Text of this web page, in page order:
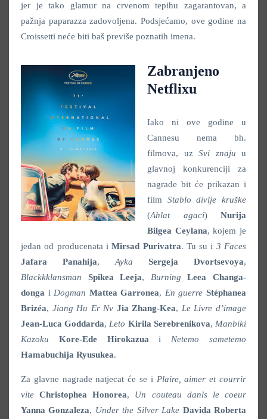
jer je tako glamur na crvenom tepihu zagarantovan, a
pažnja paparazza zadovoljena. Podsjećamo, ove godine na
Croissetti neće biti baš previše poznatih imena.
Zabranjeno
Netflixu
Iako ni ove godine u
Cannesu nema bh.
filmova, uz Svi znaju u
glavnoj konkurenciji za
nagrade bit će prikazan i
film Stablo divlje kruške
(Ahlat agaci) Nurija
Bilgea Ceylana, kojem je
jedan od producenata iMirsad Purivatra. Tu su i 3 Faces
Jafara Panahija, Ayka Sergeja Dvortsevoya,
Blackkklansman Spikea Leeja, Burning
Leea Changa-
donga i Dogman Mattea Garronea, En guerre Stéphanea
Brizéa, Jiang Hu Er Nv Jia Zhang-Kea, Le Livre d’image
Jean-Luca Goddarda, Leto Kirila Serebrenikova, Manbiki
Kazoku
Kore-Ede Hirokazua i Netemo sametemo
Hamabuchija Ryusukea.
Za glavne nagrade natjecat će se i Plaire, aimer et courrir
vite Christophea Honorea, Un couteau danls le coeur
Yanna Gonzaleza, Under the Silver Lake Davida Roberta